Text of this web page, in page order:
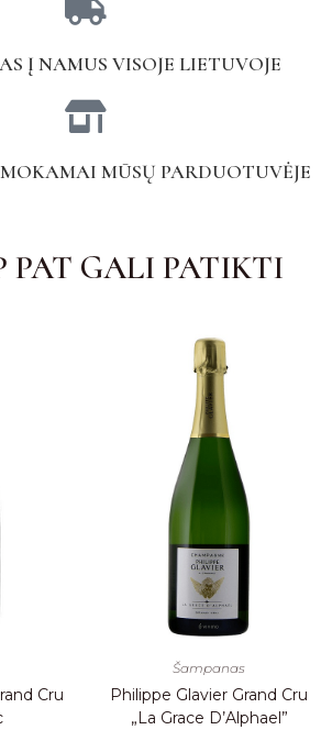
Į NAMUS VISOJE LIETUVOJE
MŪSŲ PARDUOTUVĖJE
PAT GALI PATIKTI
Cru
Šampanas
Philippe Glavier Grand Cru
„La Grace D’Alphael”